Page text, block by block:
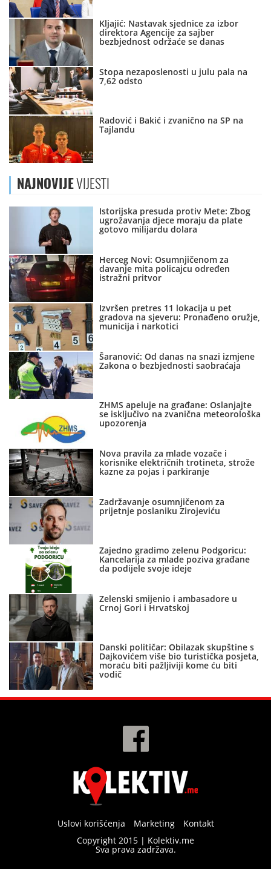
Kljajić: Nastavak sjednice za izbor
direktora Agencije za sajber
bezbjednost održaće se danas
Stopa nezaposlenosti u julu pala na
7,62 odsto
Radović i Bakić i zvanično na SP na
Tajlandu
NAJNOVIJEVIJESTI
Istorijska presuda protiv Mete: Zbog
ugrožavanja djece moraju da plate
gotovo milijardu dolara
Herceg Novi: Osumnjičenom za
davanje mita policajcu određen
istražni pritvor
Izvršen pretres 11 lokacija u pet
gradova na sjeveru: Pronađeno oružje,
municija i narkotici
Šaranović: Od danas na snazi izmjene
Zakona o bezbjednosti saobraćaja
ZHMS apeluje na građane: Oslanjajte
se isključivo na zvanična meteorološka
upozorenja
Nova pravila za mlade vozače i
korisnike električnih trotineta, strože
kazne za pojas i parkiranje
Zadržavanje osumnjičenom za
prijetnje poslaniku Zirojeviću
Zajedno gradimo zelenu Podgoricu:
Kancelarija za mlade poziva građane
da podijele svoje ideje
Zelenski smijenio i ambasadore u
Crnoj Gori i Hrvatskoj
Danski političar: Obilazak skupštine s
Dajkovićem više bio turistička posjeta,
moraću biti pažljiviji kome ću biti
vodič
Uslovi korišćenja Marketing
Kontakt
Copyright 2015 | Kolektiv.me
Sva prava zadržava.